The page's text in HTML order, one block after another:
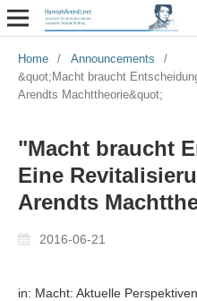
Home / Announcements
/
&quot;Macht braucht
Arendts Machttheorie&quot;
"Macht braucht
Eine
Arendts
2016-06-21
in: Macht: Aktuelle